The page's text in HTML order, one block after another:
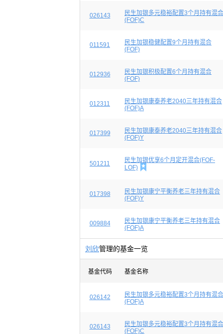
026143
民生加银多元稳裕配置3个月持有混合
(FOF)C
011591
民生加银稳健配置9个月持有混合
(FOF)
012936
民生加银积极配置6个月持有混合
(FOF)
012311
民生加银康泰养老2040三年持有混合
(FOF)A
017399
民生加银康泰养老2040三年持有混合
(FOF)Y
501211
民生加银优享6个月定开混合(FOF-
LOF) 
017398
民生加银康宁平衡养老三年持有混合
(FOF)Y
009884
民生加银康宁平衡养老三年持有混合
(FOF)A
刘欣管理的基金一览
基金代码 基金名称
026142
民生加银多元稳裕配置3个月持有混合
(FOF)A
026143
民生加银多元稳裕配置3个月持有混合
(FOF)C